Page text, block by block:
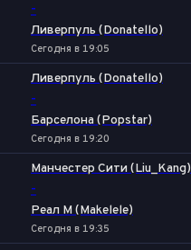
-
Ливерпуль (Donatello)
Сегодня в 19:05
Ливерпуль (Donatello)
-
Барселона (Popstar)
Сегодня в 19:20
Манчестер Сити (Liu_Kang)
-
Реал М (Makelele)
Сегодня в 19:35